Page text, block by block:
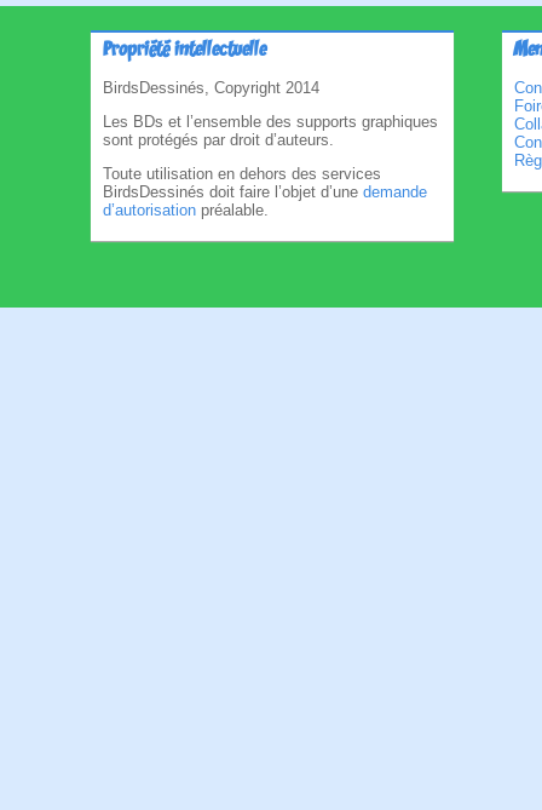
Propriété intellectuelle
BirdsDessinés, Copyright 2014
Les BDs et l’ensemble des supports graphiques
sont protégés par droit d’auteurs.
Toute utilisation en dehors des services
BirdsDessinés doit faire l’objet d’une demande
d’autorisation préalable.